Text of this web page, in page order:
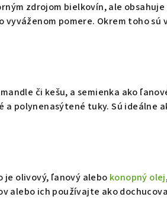
zdrojom bielkovín, ale
vyváženom pomere. Okrem toho sú
či kešu, a semienka ako
a polynenasýtené tuky. Sú ideálne
je olivový, ľanový alebo konopný olej
alebo ich používajte ako